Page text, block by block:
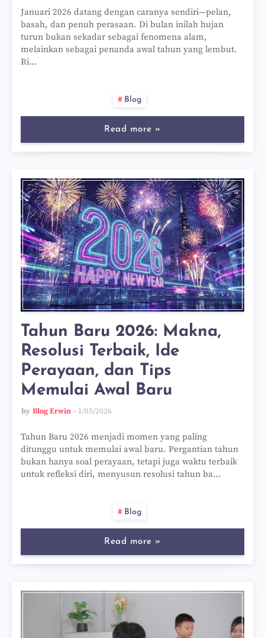
Januari 2026 datang dengan caranya sendiri—pelan,
basah, dan penuh perasaan. Di bulan inilah hujan
turun bukan sekadar sebagai fenomena alam,
melainkan sebagai penanda awal tahun yang lembut.
Ri…
Blog
Read more »
Tahun Baru 2026: Makna,
Resolusi Terbaik, Ide
Perayaan, dan Tips
Memulai Awal Baru
by Blog Erwin 1/05/2026
Tahun Baru 2026 menjadi momen yang paling
ditunggu untuk memulai awal baru. Pergantian tahun
bukan hanya soal perayaan, tetapi juga waktu terbaik
untuk refleksi diri, menyusun resolusi tahun ba…
Blog
Read more »